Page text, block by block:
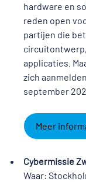
hardware en
reden open
partijen die
applicaties.
zich
september
Meer
Cybermissie
Waar: